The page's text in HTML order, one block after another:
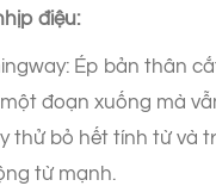
điệu:
Ép bản thân
đoạn xuống mà
thử bỏ hết tính từ và
từ mạnh.